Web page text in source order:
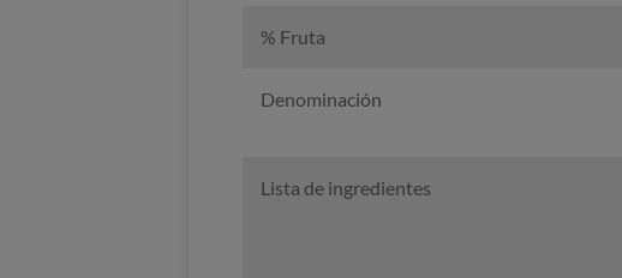
% Fruta
Denominación
Lista de ingredientes